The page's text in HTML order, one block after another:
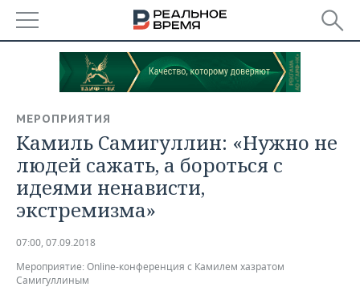
РЕГИОНЫ
БАШКОРТОСТАН
УДМУРТИЯ
НОВОСТИ
НОВОСТИ АНАЛИТИКИ
ДЕКЛАРАЦИИ О ДОХОДАХ
КОРОЛИ ГОСЗАКАЗА ПФО
ВУЗЫ ТАТАРСТАНА
ЭКОНОМИКА
НОВОСТИ ЭКОНОМИКИ
ФИНАНСЫ
БАНКИ
ПРОМЫШЛЕННОСТЬ
НОВОСТИ
АГРОПРОМ
НЕДВИЖИМОСТЬ
НОВОСТИ НЕДВИЖИМОСТИ
АВТО
МЕРОПРИЯТИЯ
Камиль Самигуллин: «Нужно не
людей сажать, а бороться с
идеями ненависти,
экстремизма»
07:00, 07.09.2018
Мероприятие: Online-конференция с Камилем хазратом
Самигуллиным